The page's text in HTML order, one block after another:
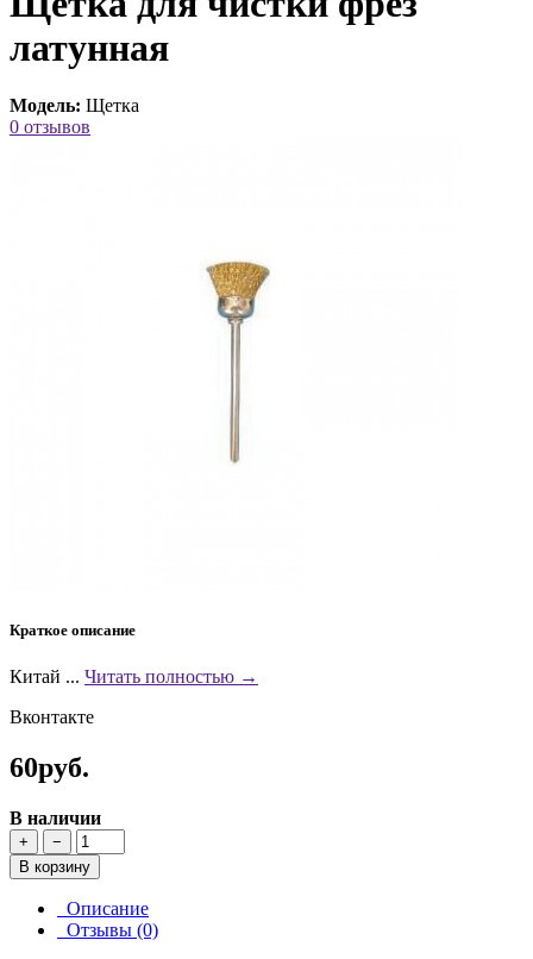
латунная
Модель: Щетка
0 отзывов
Краткое описание
Китай ... Читать полностью →
Вконтакте
60руб.
В наличии
+
−
В корзину
Описание
Отзывы (0)